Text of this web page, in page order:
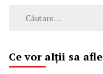
Caută
Ce vor alții sa afle